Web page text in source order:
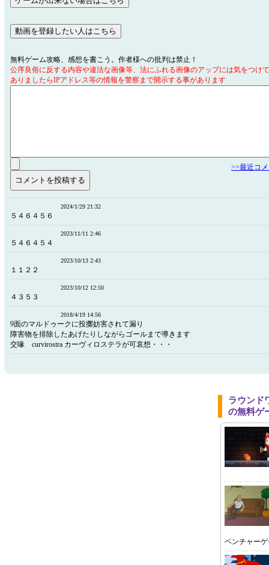
無料ゲーム攻略、感想を書こう。作者様への批判は禁止！
公序良俗に反する内容や違法な画像等、法にふれる画像のアップには気をつけ
ありましたらIPアドレス等の情報を警察まで開示する事があります
>>最近コ
2024/1/29 21:32
５４６４５６
2023/11/11 2:46
５４６４５４
2023/10/13 2:43
１１２２
2023/10/12 12:50
４３５３
2018/4/19 14:56
9面のマルドゥークに投擲妨害されて漏り
障害物を排除したあげたりしながらゴールまで導きます
交喙 curvirostra カーヴィロステラが可哀想・・・
ラウンド
の無料ゲ
ベンチャー